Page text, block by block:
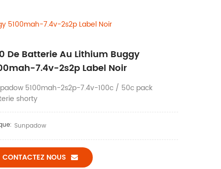
5100mah-7.4v-2s2p Label Noir
De Batterie Au Lithium Buggy
7.4v-2s2p Label Noir
5100mah-2s2p-7.4v-100c / 50c pack
shorty
Sunpadow
CONTACTEZ NOUS